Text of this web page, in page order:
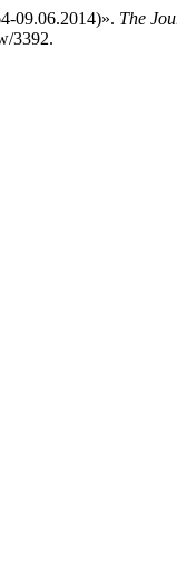
09.06.2014)». The
3392.